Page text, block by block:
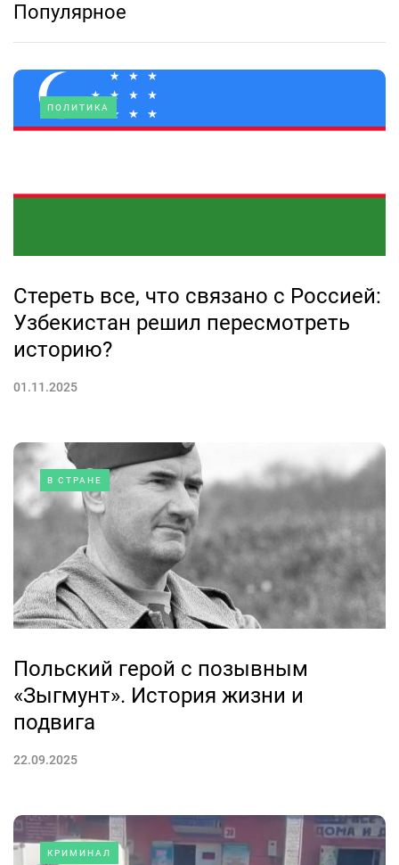
Популярное
ПОЛИТИКА
Стереть все, что связано с Россией:
Узбекистан решил пересмотреть
историю?
01.11.2025
В СТРАНЕ
Польский герой с позывным
«Зыгмунт». История жизни и
подвига
22.09.2025
КРИМИНАЛ